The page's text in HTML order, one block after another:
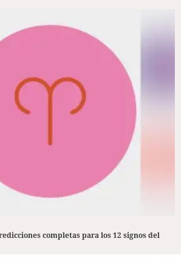
completas para los 12 signos del